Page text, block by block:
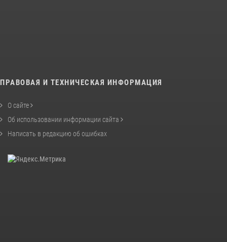
ПРАВОВАЯ И ТЕХНИЧЕСКАЯ ИНФОРМАЦИЯ
О сайте
Об использовании информации сайта
Написать в редакцию об ошибках